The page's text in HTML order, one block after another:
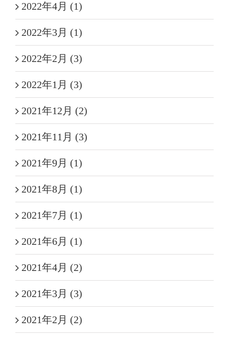
2022年4月 (1)
2022年3月 (1)
2022年2月 (3)
2022年1月 (3)
2021年12月 (2)
2021年11月 (3)
2021年9月 (1)
2021年8月 (1)
2021年7月 (1)
2021年6月 (1)
2021年4月 (2)
2021年3月 (3)
2021年2月 (2)